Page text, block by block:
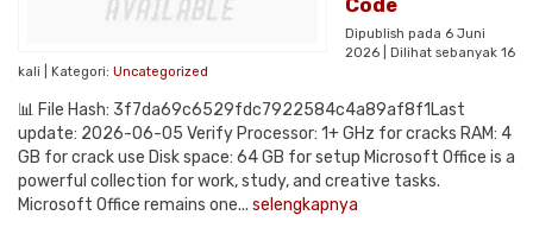
Code
Dipublish pada 6 Juni
2026 | Dilihat sebanyak 16
kali | Kategori: Uncategorized
📊 File Hash: 3f7da69c6529fdc7922584c4a89af8f1Last
update: 2026-06-05 Verify Processor: 1+ GHz for cracks RAM: 4
GB for crack use Disk space: 64 GB for setup Microsoft Office is a
powerful collection for work, study, and creative tasks.
Microsoft Office remains one... selengkapnya